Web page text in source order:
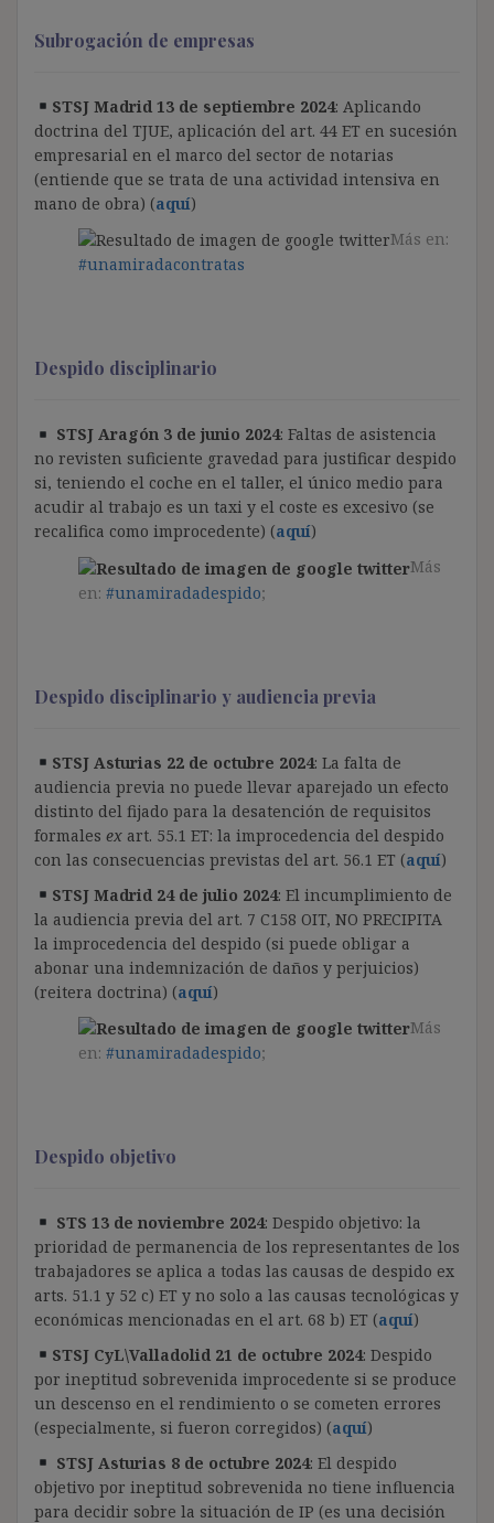
Subrogación de empresas
STSJ Madrid 13 de septiembre 2024: Aplicando
doctrina del TJUE, aplicación del art. 44 ET en sucesión
empresarial en el marco del sector de notarias
(entiende que se trata de una actividad intensiva en
mano de obra) (aquí)
Más en:
#unamiradacontratas
Despido disciplinario
STSJ Aragón 3 de junio 2024: Faltas de asistencia
no revisten suficiente gravedad para justificar despido
si, teniendo el coche en el taller, el único medio para
acudir al trabajo es un taxi y el coste es excesivo (se
recalifica como improcedente) (aquí)
Más
en: #unamiradadespido;
Despido disciplinario y audiencia previa
STSJ Asturias 22 de octubre 2024: La falta de
audiencia previa no puede llevar aparejado un efecto
distinto del fijado para la desatención de requisitos
formales ex art. 55.1 ET: la improcedencia del despido
con las consecuencias previstas del art. 56.1 ET (aquí)
STSJ Madrid 24 de julio 2024: El incumplimiento de
la audiencia previa del art. 7 C158 OIT, NO PRECIPITA
la improcedencia del despido (si puede obligar a
abonar una indemnización de daños y perjuicios)
(reitera doctrina) (aquí)
Más
en: #unamiradadespido;
Despido objetivo
STS 13 de noviembre 2024: Despido objetivo: la
prioridad de permanencia de los representantes de los
trabajadores se aplica a todas las causas de despido ex
arts. 51.1 y 52 c) ET y no solo a las causas tecnológicas y
económicas mencionadas en el art. 68 b) ET (aquí)
STSJ CyL\Valladolid 21 de octubre 2024: Despido
por ineptitud sobrevenida improcedente si se produce
un descenso en el rendimiento o se cometen errores
(especialmente, si fueron corregidos) (aquí)
STSJ Asturias 8 de octubre 2024: El despido
objetivo por ineptitud sobrevenida no tiene influencia
para decidir sobre la situación de IP (es una decisión